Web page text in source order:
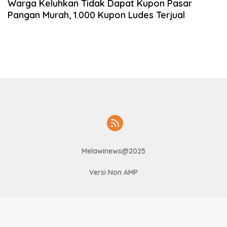
Warga Keluhkan Tidak Dapat Kupon Pasar
Pangan Murah, 1.000 Kupon Ludes Terjual
Melawinews@2025
Versi Non AMP